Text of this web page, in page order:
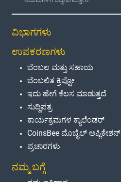
ವಿಭಾಗಗಳು
ಉಪಕರಣಗಳು
ಬೆಂಬಲ ಮತ್ತು ಸಹಾಯ
ಬೆಂಬಲಿತ ಕ್ರಿಪ್ಟೋ
ಇದು ಹೇಗೆ ಕೆಲಸ ಮಾಡುತ್ತದೆ
ಸುದ್ದಿಪತ್ರ
ಕಾರ್ಯಕ್ರಮಗಳ ಕ್ಯಾಲೆಂಡರ್
CoinsBee ಮೊಬೈಲ್ ಅಪ್ಲಿಕೇಶನ್
ಪ್ರಚಾರಗಳು
ನಮ್ಮ ಬಗ್ಗೆ